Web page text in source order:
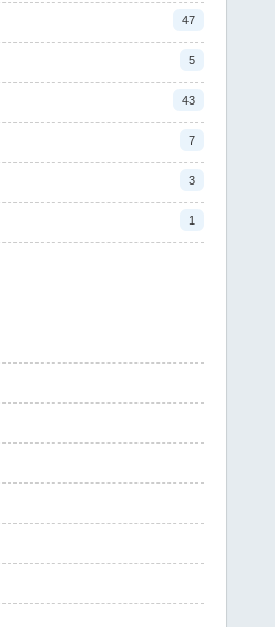
47
5
43
7
3
1